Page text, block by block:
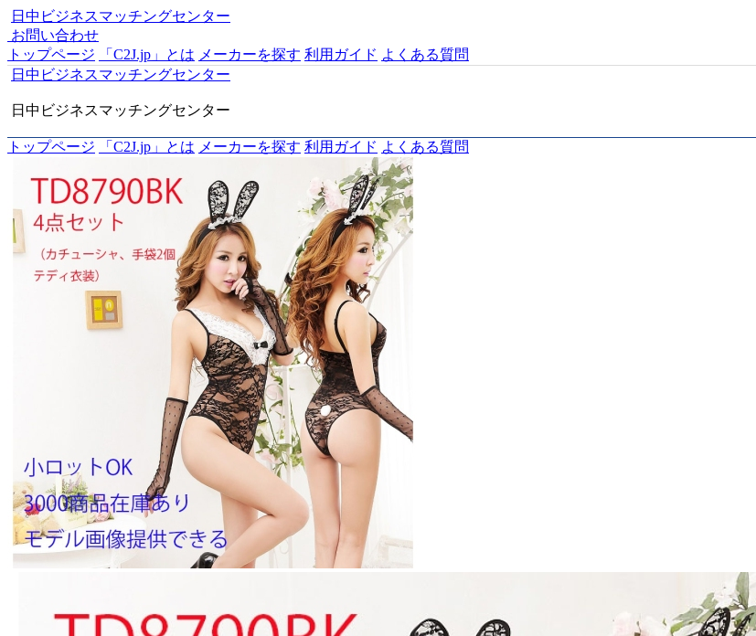
日中ビジネスマッチングセンター
お問い合わせ
トップページ
「C2J.jp」とは メーカーを探す 利用ガイド よくある質問
日中ビジネスマッチングセンター
日中ビジネスマッチングセンター
トップページ 「C2J.jp」とは メーカーを探す 利用ガイド よくある質問